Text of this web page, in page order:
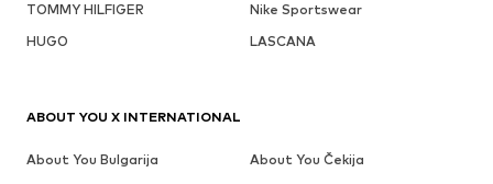
TOMMY HILFIGER
Nike Sportswear
HUGO
LASCANA
ABOUT YOU X INTERNATIONAL
About You Bulgarija
About You Čekija